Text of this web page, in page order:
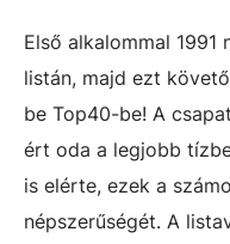
Első alkalommal
listán, majd ezt
be Top40-be! A
ért oda a legjobb
is elérte, ezek a
népszerűségét. A